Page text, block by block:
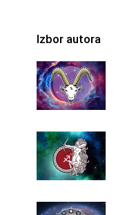
Izbor autora